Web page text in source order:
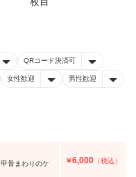
QRコード決済可
女性歓迎 男性歓迎
骨まわりのケ
￥6,000 （税込）